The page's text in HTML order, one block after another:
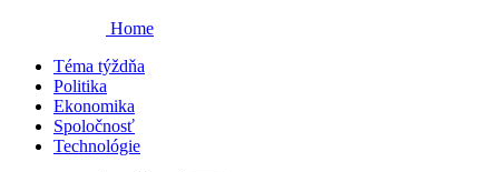
Home
Téma týždňa
Politika
Ekonomika
Spoločnosť
Technológie